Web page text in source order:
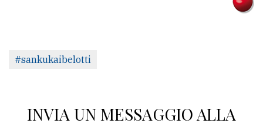
#sankukaibelotti
INVIA UN MESSAGGIO ALLA